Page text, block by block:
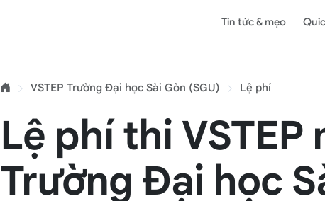
Tin tức & mẹo
VSTEP Trường Đại học Sài Gòn (SGU) Lệ phí
Lệ phí thi
Trường Đại học